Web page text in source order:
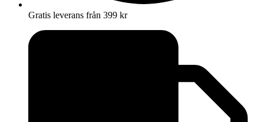
Gratis leverans från 399 kr